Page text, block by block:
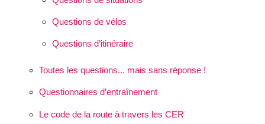
Questions de vélos
Questions d’itinéraire
Toutes les questions... mais sans réponse !
Questionnaires d’entraînement
Le code de la route à travers les CER